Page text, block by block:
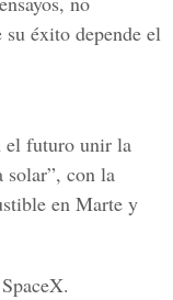
su éxito depende el
el futuro unir la
solar”, con la
en Marte y